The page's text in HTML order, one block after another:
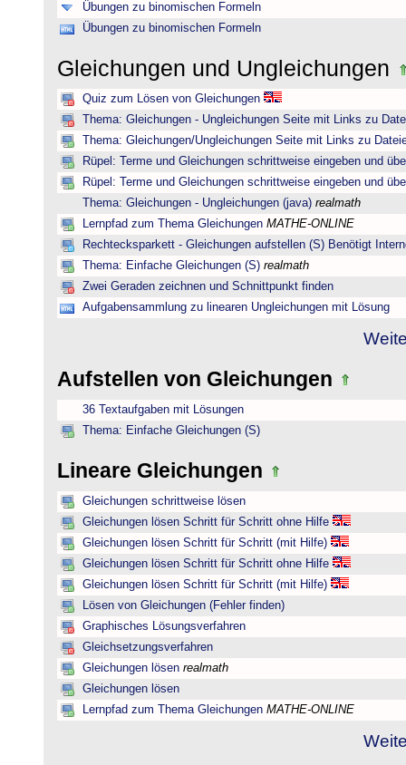
Übungen zu binomischen Formeln
Übungen zu binomischen Formeln
Gleichungen und Ungleichungen
Quiz zum Lösen von Gleichungen
Thema: Gleichungen - Ungleichungen Seite mit Links zu
Thema: Gleichungen/Ungleichungen Seite mit Links zu
Rüpel: Terme und Gleichungen schrittweise eingeben und
Rüpel: Terme und Gleichungen schrittweise eingeben und
Thema: Gleichungen - Ungleichungen (java) realmath
Lernpfad zum Thema Gleichungen MATHE-ONLINE
Rechtecksparkett - Gleichungen aufstellen (S) Benötigt
Thema: Einfache Gleichungen (S) realmath
Zwei Geraden zeichnen und Schnittpunkt finden
Aufgabensammlung zu linearen Ungleichungen mit Lösung
Aufstellen von Gleichungen
36 Textaufgaben mit Lösungen
Thema: Einfache Gleichungen (S)
Lineare Gleichungen
Gleichungen schrittweise lösen
Gleichungen lösen Schritt für Schritt ohne Hilfe
Gleichungen lösen Schritt für Schritt (mit Hilfe)
Gleichungen lösen Schritt für Schritt ohne Hilfe
Gleichungen lösen Schritt für Schritt (mit Hilfe)
Lösen von Gleichungen (Fehler finden)
Graphisches Lösungsverfahren
Gleichsetzungsverfahren
Gleichungen lösen realmath
Gleichungen lösen
Lernpfad zum Thema Gleichungen MATHE-ONLINE